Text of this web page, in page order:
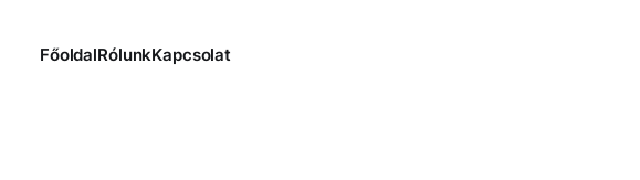
FőoldalRólunkKapcsolat